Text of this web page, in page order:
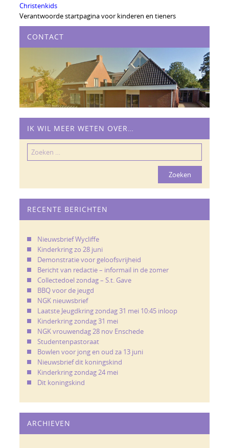
Christenkids
Verantwoorde startpagina voor kinderen en tieners
CONTACT
IK WIL MEER WETEN OVER…
Zoeken
naar:
RECENTE BERICHTEN
Nieuwsbrief Wycliffe
Kinderkring zo 28 juni
Demonstratie voor geloofsvrijheid
Bericht van redactie – informail in de zomer
Collectedoel zondag – S.t. Gave
BBQ voor de jeugd
NGK nieuwsbrief
Laatste Jeugdkring zondag 31 mei 10:45 inloop
Kinderkring zondag 31 mei
NGK vrouwendag 28 nov Enschede
Studentenpastoraat
Bowlen voor jong en oud za 13 juni
Nieuwsbrief dit koningskind
Kinderkring zondag 24 mei
Dit koningskind
ARCHIEVEN